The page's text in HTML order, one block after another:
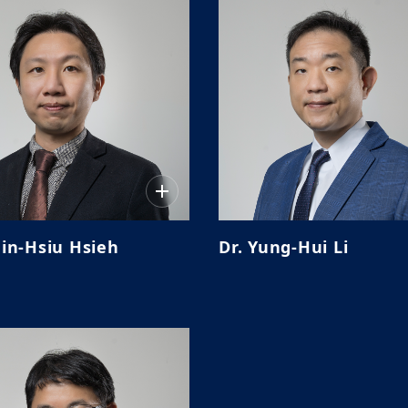
Hsiu Hsieh Dr. Yung-Hui Li